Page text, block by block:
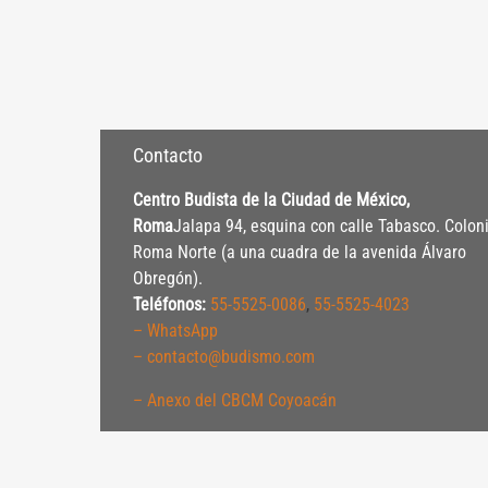
Contacto
Centro Budista de la Ciudad de México,
RomaJalapa 94, esquina con calle Tabasco.
Roma Norte (a una cuadra de la avenida Álvaro
Obregón).
Teléfonos: 55-5525-0086, 55-5525-4023
– WhatsApp
– contacto@budismo.com
– Anexo del CBCM Coyoacán